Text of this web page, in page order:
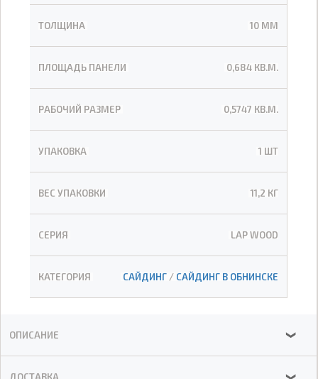
ТОЛЩИНА 10 ММ
ПЛОЩАДЬ ПАНЕЛИ 0,684 КВ.М.
РАБОЧИЙ РАЗМЕР 0,5747 КВ.М.
УПАКОВКА 1 ШТ
ВЕС УПАКОВКИ 11,2 КГ
СЕРИЯ LAP WOOD
КАТЕГОРИЯ САЙДИНГ / САЙДИНГ В ОБНИНСКЕ
ОПИСАНИЕ ❯
❯